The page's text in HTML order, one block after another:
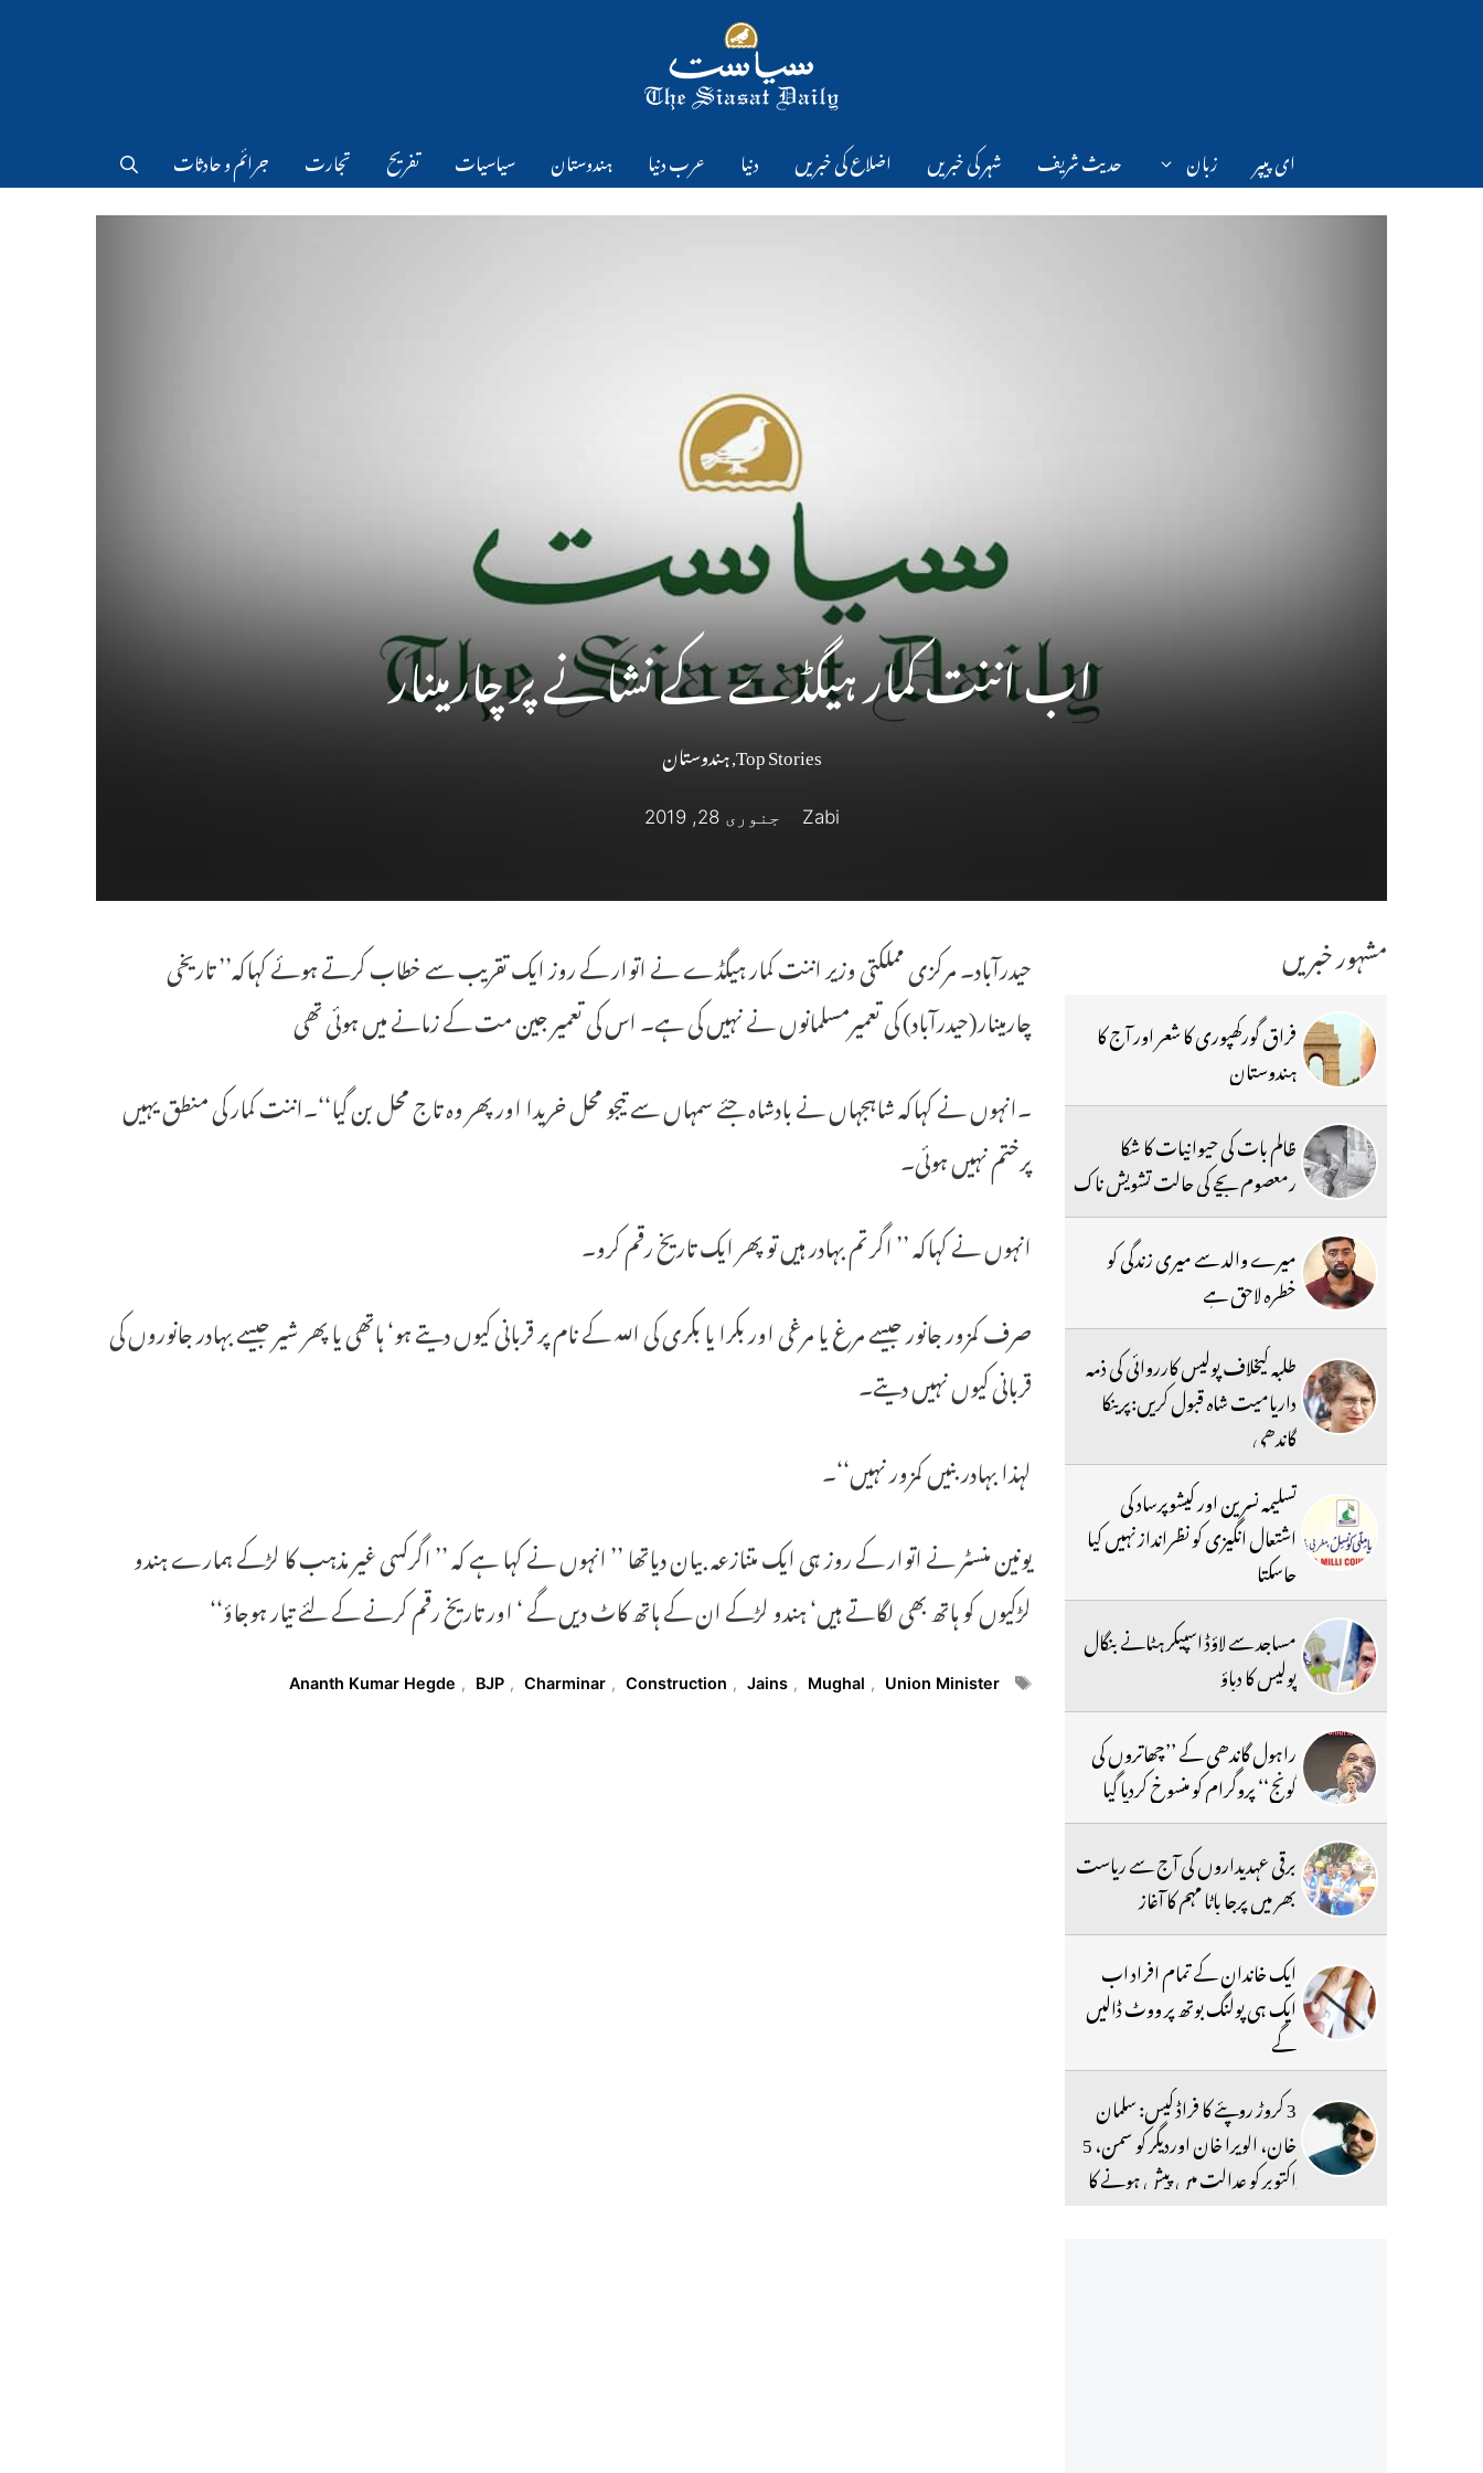
ای پیپر زبان حدیث شریف شہر کی خبریں اضلاع کی خبریں دنیا عرب دنیا ہندوستان سیاسیات تفریح تجارت جرائم و حادثات
اب اننت کمار ہیگڈے کے نشانے پر چارمینار
Top Stories
,ہندوستان
Zabi جنوری 28, 2019
حیدرآباد۔ مرکزی مملکتی وزیر اننت کمار ہیگڈے نے اتوار کے روز ایک تقریب سے خطاب کرتے ہوئے کہاکہ’’ تاریخی
چارمینار(حیدرآباد) کی تعمیرمسلمانوں نے نہیں کی ہے۔ اس کی تعمیر جین مت کے زمانے میں ہوئی تھی
۔انہوں نے کہاکہ شاہجہاں نے بادشاہ جئے سمہاں سے تیجو محل خریدا اور پھر وہ تاج محل بن گیا‘‘۔اننت کمار کی منطق یہیں
پرختم نہیں ہوئی۔
انہوں نے کہاکہ ’’ اگر تم بہادر ہیں تو پھر ایک تاریخ رقم کرو۔
صرف کمزور جانور جیسے مرغ یا مرغی اور بکرا یا بکری کی اللہ کے نام پر قربانی کیوں دیتے ہو‘ ہاتھی یا پھر شیر جیسے بہادر جانوروں کی
قربانی کیوں نہیں دیتے۔
لہذا بہادر بنیں کمزور نہیں‘‘۔
یونین منسٹر نے اتوار کے روز ہی ایک متنازعہ بیان دیاتھا ’’ انہوں نے کہا ہے کہ ’’ اگرکسی غیر مذہب کا لڑکے ہمارے ہندو
لڑکیوں کو ہاتھ بھی لگاتے ہیں‘ ہندو لڑکے ان کے ہاتھ کاٹ دیں گے ‘ اور تاریخ رقم کرنے کے لئے تیار ہوجاؤ‘‘
Tags
Ananth Kumar Hegde , BJP , Charminar , Construction , Jains , Mughal , Union Minister
مشہور خبریں
فراق گورکھپوری کا شعر اور آج کا
ہندوستان
ظالم بات کی حیوانیات کا شکا
رمعصوم بچے کی حالت تشویش ناک
میرے والد سے میری زندگی کو
خطرہ لاحق ہے
طلبہ کیخلاف پولیس کارروائی کی ذمہ
داریامیت شاہ قبول کریں:پرینکا
گاندھی
تسلیمہ نسرین اور کیشوپرساد کی
اشتعال انگیزی کو نظرانداز نہیں کیا
جاسکتا
مساجد سے لاؤڈ اسپیکر ہٹانے بنگال
پولیس کا دباؤ
راہول گاندھی کے ’’چھاتروں کی
گونج‘‘ پروگرام کو منسوخ کردیا گیا
برقی عہدیداروں کی آج سے ریاست
بھر میں پرجا باٹا مہم کا آغاز
ایک خاندان کے تمام افراد اب
ایک ہی پولنگ بوتھ پر ووٹ ڈالیں
گے
3 کروڑ روپئے کا فراڈ کیس: سلمان
خان، الویرا خان اوردیگر کو سمن، 5
اکتوبر کو عدالت میں پیش ہونے کا